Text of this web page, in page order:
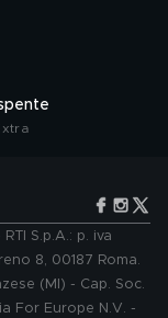
S.p.A.: p. iva
8, 00187 Roma.
(MI) - Cap. Soc.
For Europe N.V. -